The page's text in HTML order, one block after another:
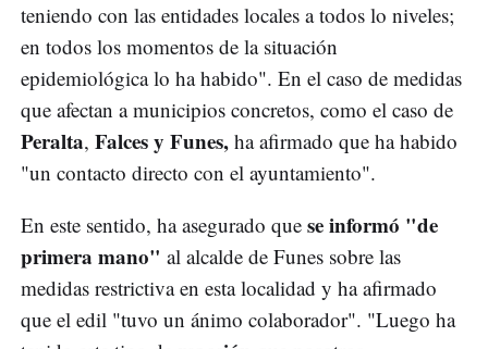
teniendo con las entidades locales a todos lo niveles;
en todos los momentos de la situación
epidemiológica lo ha habido". En el caso de medidas
que afectan a municipios concretos, como el caso de
Peralta, Falces y Funes, ha afirmado que ha habido
"un contacto directo con el ayuntamiento".
En este sentido, ha asegurado que se informó "de
primera mano" al alcalde de Funes sobre las
medidas restrictiva en esta localidad y ha afirmado
que el edil "tuvo un ánimo colaborador". "Luego ha